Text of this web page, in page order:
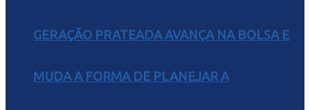
GERAÇÃO PRATEADA AVANÇA NA BOLSA E
MUDA A FORMA DE PLANEJAR A